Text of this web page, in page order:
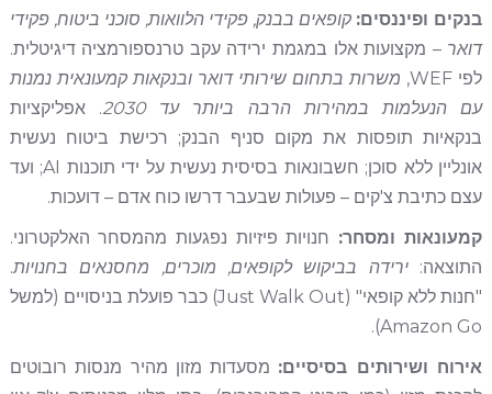
בנקים ופיננסים: קופאים בבנק, פקידי הלוואות, סוכני ביטוח, פקידי
דואר – מקצועות אלו במגמת ירידה עקב טרנספורמציה דיגיטלית.
לפי WEF,
משרות בתחום שירותי דואר ובנקאות קמעונאית נמנות
עם הנעלמות במהירות הרבה ביותר עד 2030
. אפליקציות
בנקאיות תופסות את מקום סניף הבנק; רכישת ביטוח נעשית
אונליין ללא סוכן; חשבונאות בסיסית נעשית על ידי תוכנות AI; ועד
עצם כתיבת צ'קים – פעולות שבעבר דרשו כוח אדם – דועכות.
קמעונאות ומסחר: חנויות פיזיות נפגעות מהמסחר האלקטרוני.
התוצאה:ירידה בביקוש לקופאים, מוכרים, מחסנאים בחנויות.
"חנות ללא קופאי" (Just Walk Out) כבר פועלת בניסויים (למשל
Amazon Go).
אירוח ושירותים בסיסיים: מסעדות מזון מהיר מנסות רובוטים